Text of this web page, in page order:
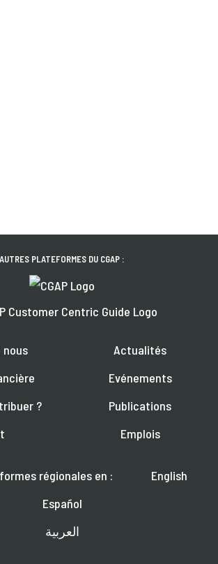
AUTRES PLATEFORMES DU CGAP :
nous
?
Actualités
Evénements
Publications
Emplois
régionales en :
English
Español
العربية